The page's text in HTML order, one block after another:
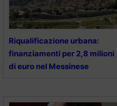
Riqualificazione urbana:
finanziamenti per 2,8 milioni
di euro nel Messinese